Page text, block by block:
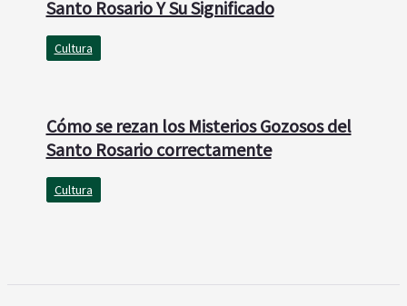
Santo Rosario Y Su Significado
Cultura
Cómo se rezan los Misterios Gozosos del
Santo Rosario correctamente
Cultura